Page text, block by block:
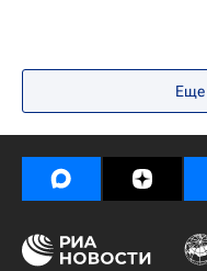
Еще